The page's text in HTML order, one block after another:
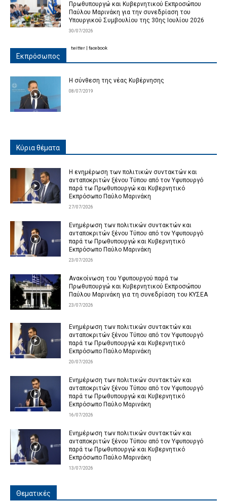
Πρωθυπουργώ και Κυβερνητικού Εκπροσώπου
Παύλου Μαρινάκη για την συνεδρίαση του
Υπουργικού Συμβουλίου της 30ης Ιουλίου 2026
30/07/2026
Εκπρόσωπος
Η σύνθεση της νέας Κυβέρνησης
08/07/2019
twitter facebook
Κύρια θέματα
Η ενημέρωση των πολιτικών συντακτών και
ανταποκριτών ξένου Τύπου από τον Υφυπουργό
παρά τω Πρωθυπουργώ και Κυβερνητικό
Εκπρόσωπο Παύλο Μαρινάκη
27/07/2026
Ενημέρωση των πολιτικών συντακτών και
ανταποκριτών ξένου Τύπου από τον Υφυπουργό
παρά τω Πρωθυπουργώ και Κυβερνητικό
Εκπρόσωπο Παύλο Μαρινάκη
23/07/2026
Ανακοίνωση του Υφυπουργού παρά τω
Πρωθυπουργώ και Κυβερνητικού Εκπροσώπου
Παύλου Μαρινάκη για τη συνεδρίαση του ΚΥΣΕΑ
23/07/2026
Ενημέρωση των πολιτικών συντακτών και
ανταποκριτών ξένου Τύπου από τον Υφυπουργό
παρά τω Πρωθυπουργώ και Κυβερνητικό
Εκπρόσωπο Παύλο Μαρινάκη
20/07/2026
Ενημέρωση των πολιτικών συντακτών και
ανταποκριτών ξένου Τύπου από τον Υφυπουργό
παρά τω Πρωθυπουργώ και Κυβερνητικό
Εκπρόσωπο Παύλο Μαρινάκη
16/07/2026
Ενημέρωση των πολιτικών συντακτών και
ανταποκριτών ξένου Τύπου από τον Υφυπουργό
παρά τω Πρωθυπουργώ και Κυβερνητικό
Εκπρόσωπο Παύλο Μαρινάκη
13/07/2026
Θεματικές